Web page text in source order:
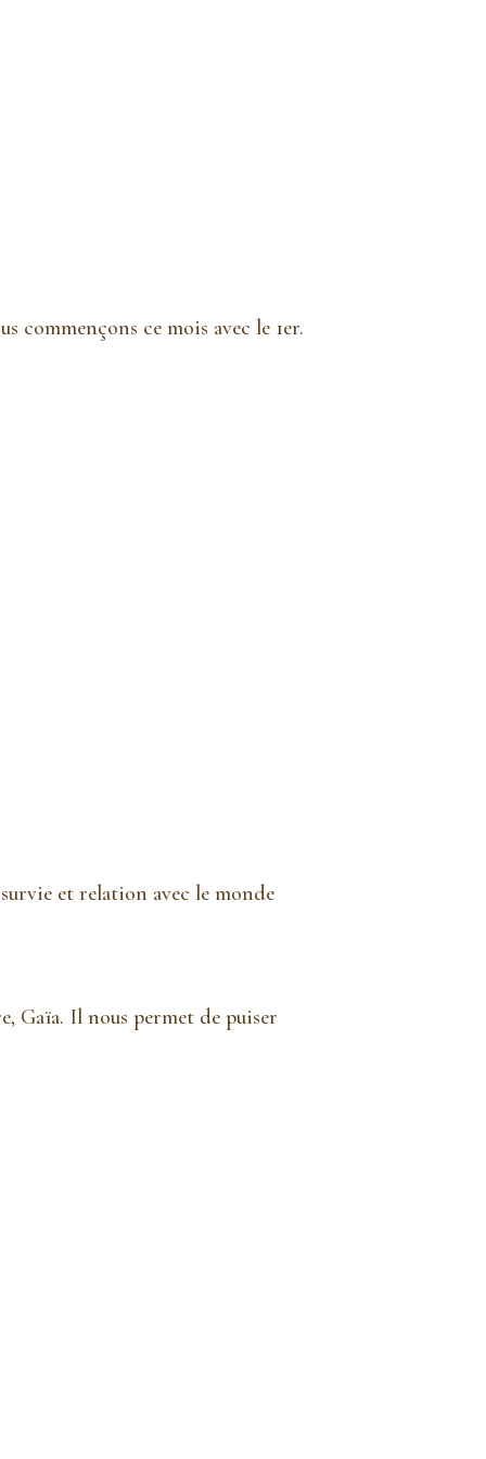
commençons ce mois avec le 1er.
et relation avec le monde
Gaïa. Il nous permet de puiser